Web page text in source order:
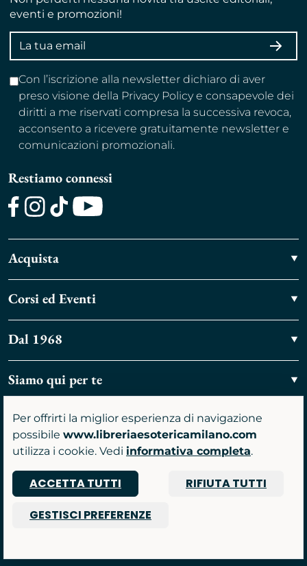
eventi e promozioni!
Indirizzo
email
Con l’iscrizione alla newsletter dichiaro di aver
preso visione della Privacy Policy e consapevole dei
diritti a me riservati compresa la successiva revoca,
acconsento a ricevere gratuitamente newsletter e
comunicazioni promozionali.
Restiamo connessi
Acquista
Corsi ed Eventi
Dal 1968
Siamo qui per te
Contattaci
Vieni a trovarci
Per offrirti la miglior esperienza di navigazione
possibile www.libreriaesotericamilano.com
utilizza i cookie. Vedi informativa completa.
ACCETTA TUTTI
RIFIUTA TUTTI
GESTISCI PREFERENZE